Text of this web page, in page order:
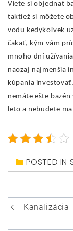
Viete si objednať
taktiež si môžete
vodu kedykoľvek
čakať, kým vám
mnoho dní
naozaj najmenšia
kúpania
nemáte ešte
leto a nebudete
POSTED IN
Navigace
Kanalizácia